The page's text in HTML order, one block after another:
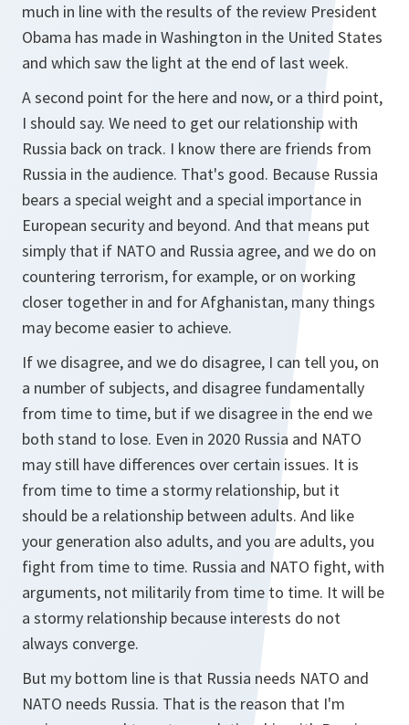
much in line with the results of the review President
Obama has made in Washington in the United States
and which saw the light at the end of last week.
A second point for the here and now, or a third point,
I should say. We need to get our relationship with
Russia back on track. I know there are friends from
Russia in the audience. That's good. Because Russia
bears a special weight and a special importance in
European security and beyond. And that means put
simply that if NATO and Russia agree, and we do on
countering terrorism, for example, or on working
closer together in and for Afghanistan, many things
may become easier to achieve.
If we disagree, and we do disagree, I can tell you, on
a number of subjects, and disagree fundamentally
from time to time, but if we disagree in the end we
both stand to lose. Even in 2020 Russia and NATO
may still have differences over certain issues. It is
from time to time a stormy relationship, but it
should be a relationship between adults. And like
your generation also adults, and you are adults, you
fight from time to time. Russia and NATO fight, with
arguments, not militarily from time to time. It will be
a stormy relationship because interests do not
always converge.
But my bottom line is that Russia needs NATO and
NATO needs Russia. That is the reason that I'm